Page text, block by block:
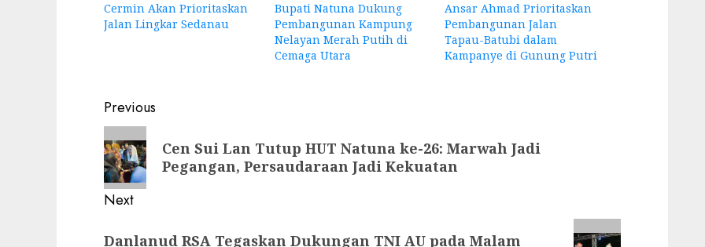
Cermin Akan Prioritaskan
Jalan Lingkar Sedanau
Bupati Natuna Dukung
Pembangunan Kampung
Nelayan Merah Putih di
Cemaga Utara
Ansar Ahmad Prioritaskan
Pembangunan Jalan
Tapau-Batubi dalam
Kampanye di Gunung Putri
Post
navigation
Previous
Previous
post:
Cen Sui Lan Tutup HUT Natuna ke-26: Marwah Jadi
Pegangan, Persaudaraan Jadi Kekuatan
Next
Danlanud RSA Tegaskan Dukungan TNI AU pada Malam